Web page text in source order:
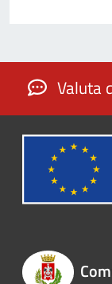
Valuta